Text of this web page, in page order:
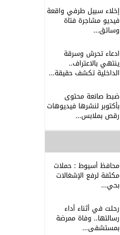
إخلاء سبيل طرفي واقعة
فيديو مشاجرة فتاة
وسائق...
ادعاء تحرش وسرقة
ينتهي بالاعتراف..
الداخلية تكشف حقيقة...
ضبط صانعة محتوى
بأكتوبر لنشرها فيديوهات
رقص بملابس...
محافظ أسيوط : حملات
مكثفة لرفع الإشغالات
بحي...
رحلت في أثناء أداء
رسالتها.. وفاة ممرضة
بمستشفى...